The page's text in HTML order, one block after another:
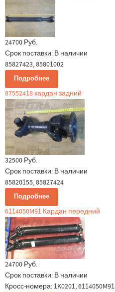
24700 Руб.
Срок поставки: В наличии
85827423, 85801002
Подробнее
87552418 кардан задний
32500 Руб.
Срок поставки: В наличии
85820155, 85827424
Подробнее
6114050M91 Кардан передний
24700 Руб.
Срок поставки: В наличии
Кросс-номера: 1K0201,